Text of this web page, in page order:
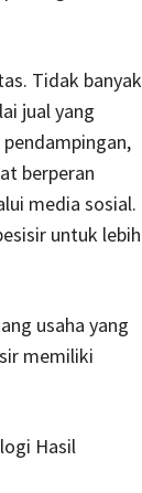
Tidak banyak
jual yang
berperan
media sosial.
untuk lebih
usaha yang
memiliki
Hasil